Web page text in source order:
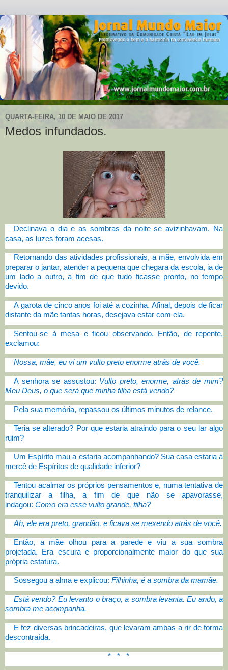
QUARTA-FEIRA, 10 DE MAIO DE 2017
Medos infundados.
Declinava o dia e as sombras da noite se avizinhavam. Na
casa, as luzes foram acesas.
Retornando das atividades profissionais, a mãe, envolvida em
preparar o jantar, atender a pequena que chegara da escola, ia de
um lado a outro, a fim de que tudo ficasse pronto, no tempo
devido.
A garota de cinco anos foi até a cozinha. Afinal, depois de ficar
distante da mãe tantas horas, desejava estar com ela.
Sentou-se à mesa e ficou observando. Então, de repente,
exclamou:
Nossa, mãe, eu vi um vulto preto enorme atrás de você.
A senhora se assustou: Vulto preto, enorme, atrás de mim?
Meu Deus, o que será que minha filha está vendo?
Pela sua memória, repassou os últimos minutos de relance.
Teria se alterado? Por que estaria atraindo para o seu lar algo
ruim?
Um Espírito mau a estaria acompanhando? Sua casa estaria à
mercê de Espíritos de qualidade inferior?
Tentou acalmar os próprios pensamentos e, numa tentativa de
tranquilizar a filha, a fim de que não se apavorasse,
indagou: Como era esse vulto grande, filha?
Ah, ele era preto, grandão, e ficava se mexendo atrás de você.
Então, a mãe olhou para a parede e viu a sua sombra
projetada. Era escura e proporcionalmente maior do que sua
própria estatura.
Sossegou a alma e explicou:Filhinha, é a sombra da mamãe.
Está vendo? Eu levanto o braço, a sombra levanta. Eu ando, a
sombra me acompanha.
E fez diversas brincadeiras, que levaram ambas a rir de forma
descontraída.
* * *